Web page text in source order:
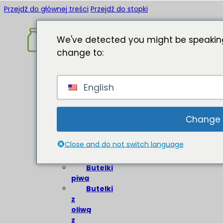
Przejdź do głównej treści Przejdź do stopki
Strona
główna
O
Butelki
Butelki
piwa
Butelki
z
oliwą
z
We've detected you might be
change to:
English
Close and do not switch language